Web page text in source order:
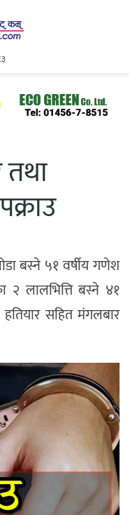
तथा
बस्ने ५१ वर्षीय गणेश
२ लालभित्ति बस्ने ४१
हतियार सहित मंगलबार